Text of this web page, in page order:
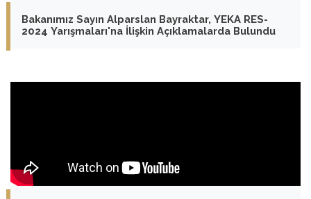
Bakanımız Sayın Alparslan Bayraktar, YEKA RES-
2024 Yarışmaları'na İlişkin Açıklamalarda Bulundu